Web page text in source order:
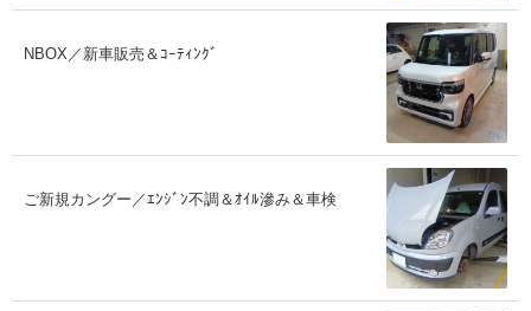
NBOX／新車販売＆ｺｰﾃｨﾝｸﾞ
ご新規カングー／ｴﾝｼﾞﾝ不調＆ｵｲﾙ滲み＆車検